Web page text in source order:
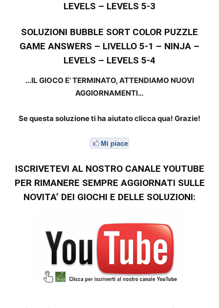
LEVELS – LEVELS 5-3
SOLUZIONI BUBBLE SORT COLOR PUZZLE
GAME ANSWERS – LIVELLO 5-1 – NINJA –
LEVELS – LEVELS 5-4
…IL GIOCO E’ TERMINATO, ATTENDIAMO NUOVI
AGGIORNAMENTI…
Se questa soluzione ti ha aiutato clicca qua! Grazie!
ISCRIVETEVI AL NOSTRO CANALE YOUTUBE
PER RIMANERE SEMPRE AGGIORNATI SULLE
NOVITA’ DEI GIOCHI E DELLE SOLUZIONI: